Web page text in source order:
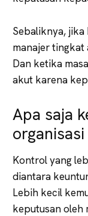
Sebaliknya,
manajer tingkat
Dan ketika
akut karena
Apa saja
Kontrol yang
diantara
Lebih kecil
keputusan oleh